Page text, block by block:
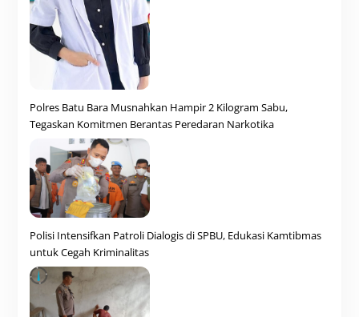
Polres Batu Bara Musnahkan Hampir 2 Kilogram Sabu,
Tegaskan Komitmen Berantas Peredaran Narkotika
Polisi Intensifkan Patroli Dialogis di SPBU, Edukasi Kamtibmas
untuk Cegah Kriminalitas